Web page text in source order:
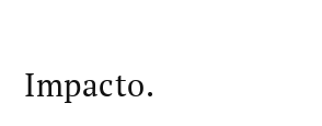
Impacto.